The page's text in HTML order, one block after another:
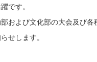
です。
および文化部の大会及び各
せします。